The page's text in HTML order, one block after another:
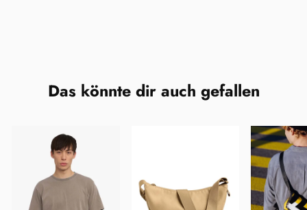
Das könnte dir auch gefallen